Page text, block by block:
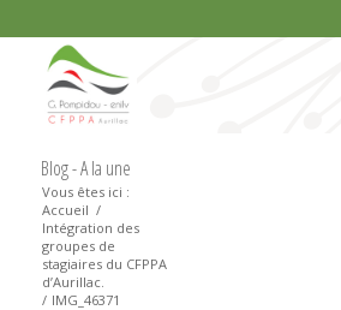
Blog - A la une
Vous êtes ici :
Accueil /
Intégration des
groupes de
stagiaires du CFPPA
d’Aurillac.
/ IMG_46371